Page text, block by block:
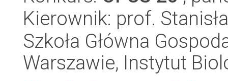
Kierownik: prof.
Szkoła Główna
Warszawie, Instytut